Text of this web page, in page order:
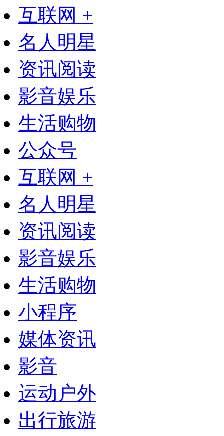
互联网 +
名人明星
资讯阅读
影音娱乐
生活购物
公众号
互联网 +
名人明星
资讯阅读
影音娱乐
生活购物
小程序
媒体资讯
影音
运动户外
出行旅游